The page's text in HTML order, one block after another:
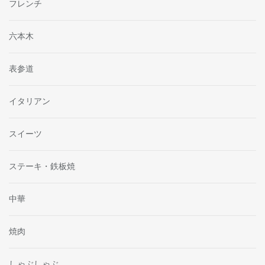
フレンチ
六本木
表参道
イタリアン
スイーツ
ステーキ・鉄板焼
中華
焼肉